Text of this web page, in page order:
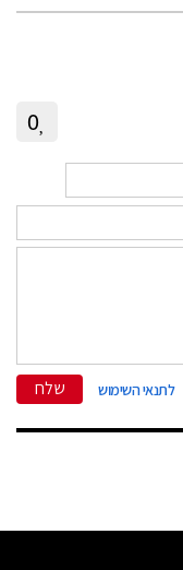
0
לתנאי השימוש שלח